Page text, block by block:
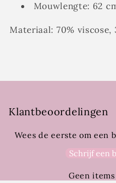
Mouwlengte: 62
Materiaal: 70% viscose,
Klantbeoordelingen
Wees de eerste om een
Schrijf een
Geen